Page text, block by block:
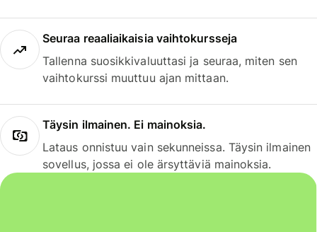
Seuraa reaaliaikaisia vaihtokursseja
Tallenna suosikkivaluuttasi ja seuraa, miten sen
vaihtokurssi muuttuu ajan mittaan.
Täysin ilmainen. Ei mainoksia.
Lataus onnistuu vain sekunneissa. Täysin ilmainen
sovellus, jossa ei ole ärsyttäviä mainoksia.